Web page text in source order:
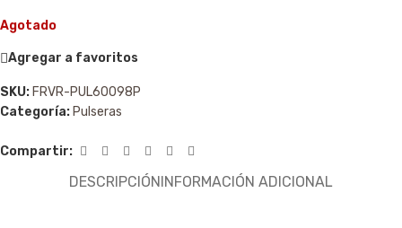
Agotado
Agregar a favoritos
SKU: FRVR-PUL60098P
Categoría: Pulseras
Compartir:
DESCRIPCIÓNINFORMACIÓN ADICIONAL